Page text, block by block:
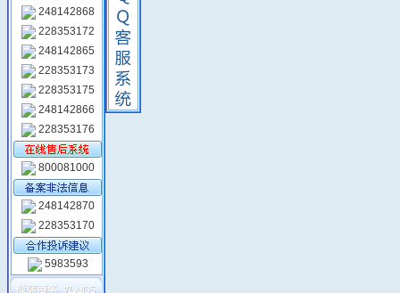
248142868
228353172
248142865
228353173
228353175
248142866
228353176
800081000
248142870
228353170
5983593